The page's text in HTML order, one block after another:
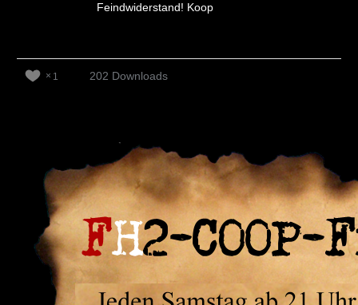
Feindwiderstand! Koop
1 202 Downloads